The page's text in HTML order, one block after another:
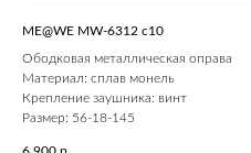
ME@WE MW-6312 c10
Ободковая металлическая оправа
Материал: сплав монель
Крепление заушника: винт
Размер: 56-18-145